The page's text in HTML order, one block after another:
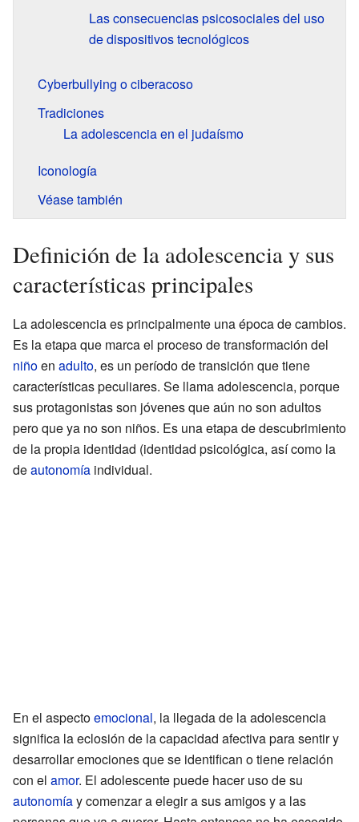
Las consecuencias psicosociales del uso
de dispositivos tecnológicos
Cyberbullying o ciberacoso
Tradiciones
La adolescencia en el judaísmo
Iconología
Véase también
Definición de la adolescencia y sus
características principales
La adolescencia es principalmente una época de cambios.
Es la etapa que marca el proceso de transformación del
niñoen adulto, es un período de transición que tiene
características peculiares. Se llama adolescencia, porque
sus protagonistas son jóvenes que aún no son adultos
pero que ya no son niños. Es una etapa de descubrimiento
de la propia identidad (identidad psicológica, así como la
deautonomía individual.
En el aspectoemocional, la llegada de la adolescencia
significa la eclosión de la capacidad afectiva para sentir y
desarrollar emociones que se identifican o tiene relación
con el amor. El adolescente puede hacer uso de su
autonomíay comenzar a elegir a sus amigos y a las